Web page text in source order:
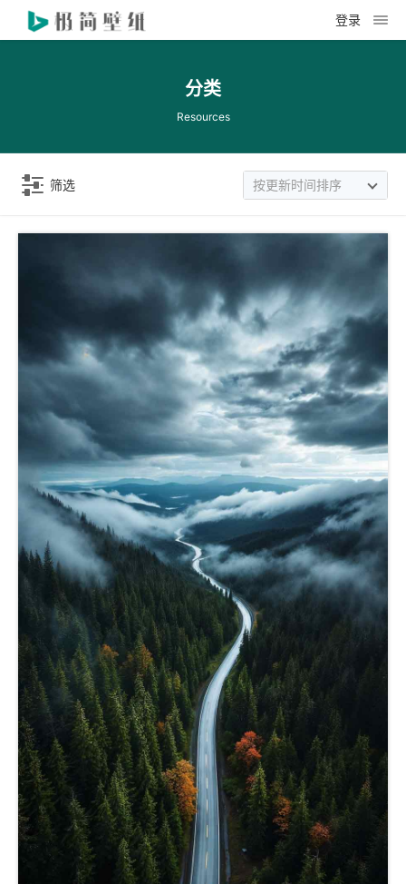
登录
分类
Resources
筛选 按更新时间排序